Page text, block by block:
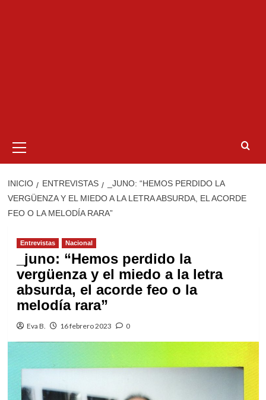
primario
INICIO ENTREVISTAS
_JUNO: “HEMOS PERDIDO LA
VERGÜENZA Y EL MIEDO A LA LETRA ABSURDA, EL ACORDE
FEO O LA MELODÍA RARA”
Entrevistas Nacional
_juno: “Hemos perdido la
vergüenza y el miedo a la letra
absurda, el acorde feo o la
melodía rara”
Eva B. 16 febrero 2023 0